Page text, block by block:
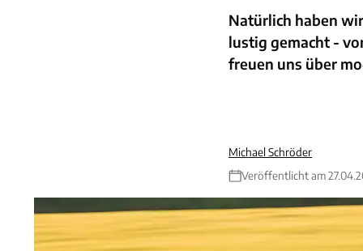
Natürlich haben
lustig gemacht -
freuen uns über
Michael Schröder
Veröffentlicht am